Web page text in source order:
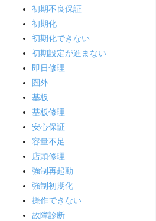
初期不良保証
初期化
初期化できない
初期設定が進まない
即日修理
圏外
基板
基板修理
安心保証
容量不足
店頭修理
強制再起動
強制初期化
操作できない
故障診断